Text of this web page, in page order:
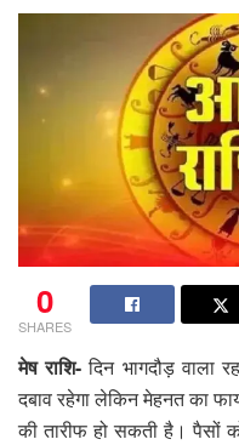
0
SHARES
मेष राशि- दिन भागदौड़
दबाव रहेगा लेकिन मेहनत का
की तारीफ हो सकती है।